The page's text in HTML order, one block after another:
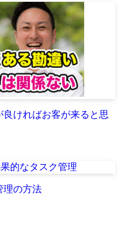
良ければお客が来ると思
理の方法